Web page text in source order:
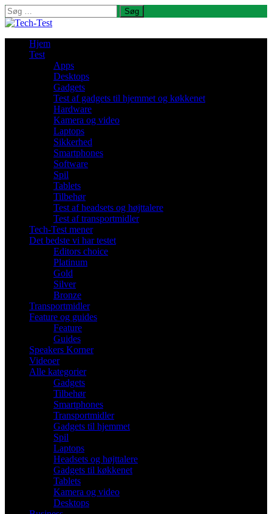
Søg
efter:
Hjem
Test
Apps
Desktops
Gadgets
Test af gadgets til hjemmet og køkkenet
Hardware
Kamera og video
Laptops
Sikkerhed
Smartphones
Software
Spil
Tablets
Tilbehør
Test af headsets og højttalere
Test af transportmidler
Tech-Test mener
Det bedste vi har testet
Editors choice
Platinum
Gold
Silver
Bronze
Transportmidler
Feature og guides
Feature
Guides
Speakers Korner
Videoer
Alle kategorier
Gadgets
Tilbehør
Smartphones
Transportmidler
Gadgets til hjemmet
Spil
Laptops
Headsets og højttalere
Gadgets til køkkenet
Tablets
Kamera og video
Desktops